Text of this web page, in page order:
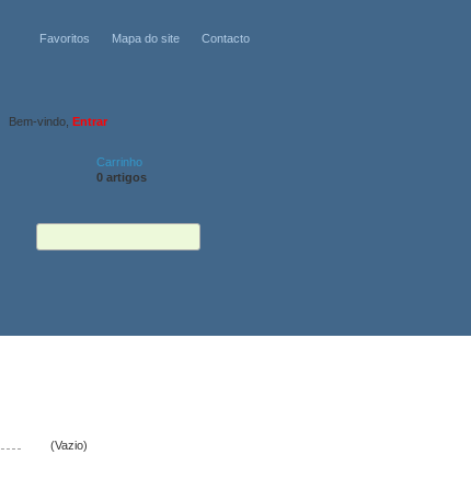
Contacto
Mapa do site
Favoritos
Bem-vindo, Entrar
Carrinho
0 artigos
(Vazio)